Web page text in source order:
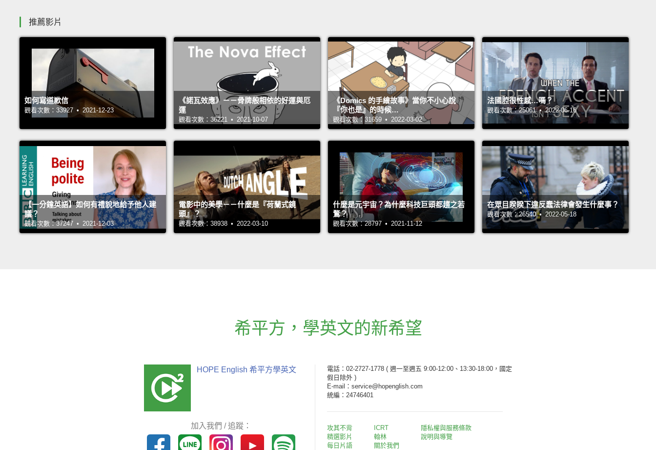
推薦影片
如何寫道歉信
觀看次數：33927 • 2021-12-23
《諾瓦效應》－－骨牌般相依的好運與厄
運
觀看次數：36221 • 2021-10-07
《Domics 的手繪故事》當你不小心說
『你也是』的時候…
觀看次數：31659 • 2022-03-02
法國腔很性感…嗎？
觀看次數：25061 • 2022-06-16
【一分鐘英語】如何有禮貌地給予他人建
議？
觀看次數：37247 • 2021-12-03
電影中的美學－－什麼是『荷蘭式鏡
頭』？
觀看次數：38938 • 2022-03-10
什麼是元宇宙？為什麼科技巨頭都趨之若
鶩？
觀看次數：28797 • 2021-11-12
在眾目睽睽下違反蠢法律會發生什麼事？
觀看次數：26540 • 2022-05-18
希平方 ， 學英文的新希望
HOPE English 希平方學英文
加入我們 / 追蹤：
電話：02-2727-1778 ( 週一至週五 9:00-12:00、13:30-18:00，國定
假日除外 )
E-mail：service@hopenglish.com
統編：24746401
攻其不背
精選影片
每日片語
ICRT
翰林
關於我們
隱私權與服務條款
說明與導覽